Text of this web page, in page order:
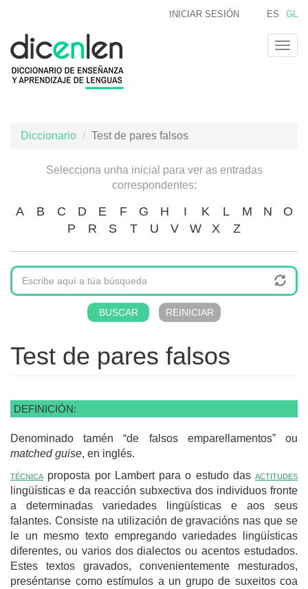
contido
principal
ES GL
INICIAR SESIÓN
Diccionario Test de pares falsos
Selecciona unha inicial para ver as entradas
correspondentes:
A B C D E F G H I K L M N
O
P
R S T U V W X Z
Test de pares falsos
DEFINICIÓN:
Denominado tamén “de falsos emparellamentos” ou
matched guise, en inglés.
técnica proposta por Lambert para o estudo das actitudes
lingüísticas e da reacción subxectiva dos individuos fronte
a determinadas variedades lingüísticas e aos seus
falantes. Consiste na utilización de gravacións nas que se
le un mesmo texto empregando variedades lingüísticas
diferentes, ou varios dos dialectos ou acentos estudados.
Estes textos gravados, convenientemente mesturados,
preséntanse como estímulos a un grupo de suxeitos coa